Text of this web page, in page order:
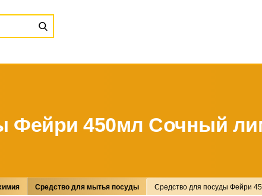
Фейри 450мл Сочный
Средство для мытья посуды Средство для посуды Фейри